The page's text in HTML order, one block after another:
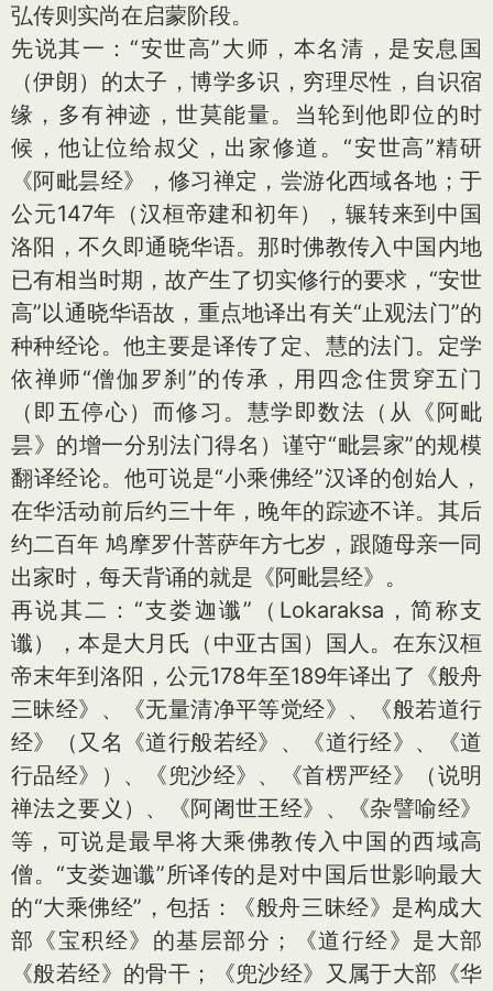
弘传则实尚在启蒙阶段。
先说其一：“安世高”大师，本名清，是安息国
（伊朗）的太子，博学多识，穷理尽性，自识宿
缘，多有神迹，世莫能量。当轮到他即位的时
候，他让位给叔父，出家修道。“安世高”精研
《阿毗昙经》，修习禅定，尝游化西域各地；于
公元147年（汉桓帝建和初年），辗转来到中国
洛阳，不久即通晓华语。那时佛教传入中国内地
已有相当时期，故产生了切实修行的要求，“安世
高”以通晓华语故，重点地译出有关“止观法门”的
种种经论。他主要是译传了定、慧的法门。定学
依禅师“僧伽罗刹”的传承，用四念住贯穿五门
（即五停心）而修习。慧学即数法（从《阿毗
昙》的增一分别法门得名）谨守“毗昙家”的规模
翻译经论。他可说是“小乘佛经”汉译的创始人，
在华活动前后约三十年，晚年的踪迹不详。其后
约二百年 鸠摩罗什菩萨年方七岁，跟随母亲一同
出家时，每天背诵的就是《阿毗昙经》。
再说其二：“支娄迦谶”（Lokaraksa，简称支
谶），本是大月氏（中亚古国）国人。在东汉桓
帝末年到洛阳，公元178年至189年译出了《般舟
三昧经》、《无量清净平等觉经》、《般若道行
经》（又名《道行般若经》、《道行经》、《道
行品经》）、《兜沙经》、《首楞严经》（说明
禅法之要义）、《阿阇世王经》、《杂譬喻经》
等，可说是最早将大乘佛教传入中国的西域高
僧。“支娄迦谶”所译传的是对中国后世影响最大
的“大乘佛经”，包括：《般舟三昧经》是构成大
部《宝积经》的基层部分；《道行经》是大部
《般若经》的骨干；《兜沙经》又属于大部《华